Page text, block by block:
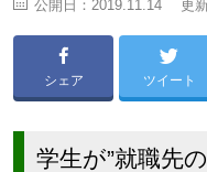
公開日： 2019.11.14 更新
シェア ツイート
学生が”就職先